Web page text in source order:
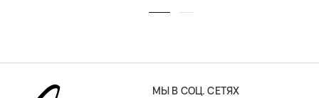
МЫ В СОЦ. СЕТЯХ